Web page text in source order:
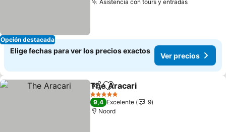
Opción destacada
Asistencia con tours y entradas
Elige fechas para ver los precios exactos
Ver precios
Compartir
Agregar a favoritos
The Aracari
5 Estrellas
9,4 Excelente
9
Noord